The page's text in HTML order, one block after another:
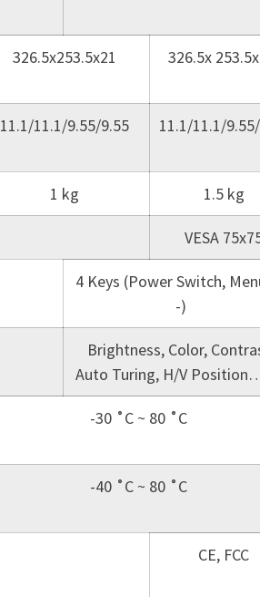
326.5x253.5x21 326.5x
11.1/11.1/9.55/9.55 11.1/11.1/
1 kg 1.5 kg
VESA
4 Keys (Power Switch,
-)
Brightness, Color,
Auto Turing, H/V
-30 ˚C ~ 80 ˚C
-40 ˚C ~ 80 ˚C
CE, FCC